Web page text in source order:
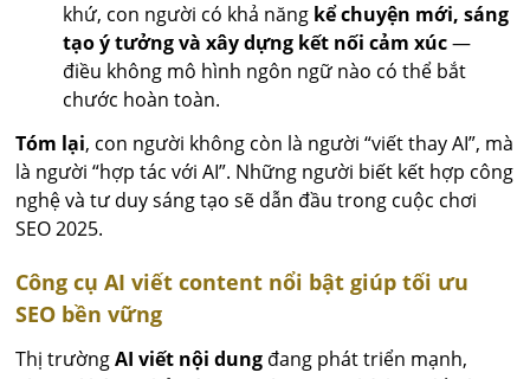
khứ, con người có khả năng kể chuyện mới, sáng
tạo ý tưởng và xây dựng kết nối cảm xúc—
điều không mô hình ngôn ngữ nào có thể bắt
chước hoàn toàn.
Tóm lại, con người không còn là người “viết thay AI”, mà
là người “hợp tác với AI”. Những người biết kết hợp công
nghệ và tư duy sáng tạo sẽ dẫn đầu trong cuộc chơi
SEO 2025.
Công cụ AI viết content nổi bật giúp tối ưu
SEO bền vững
Thị trườngAI viết nội dung đang phát triển mạnh,